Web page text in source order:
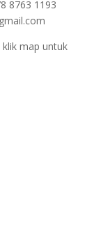
8763 1193
map untuk